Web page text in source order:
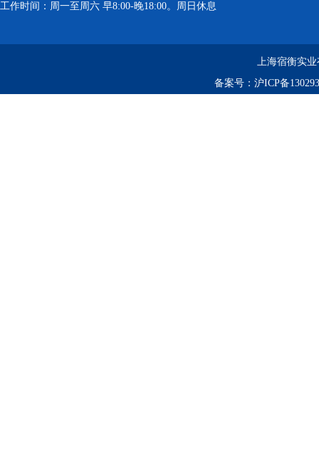
工作时间：周一至周六 早8:00-晚18:00。周日休息
上海宿衡实
备案号： 沪ICP备